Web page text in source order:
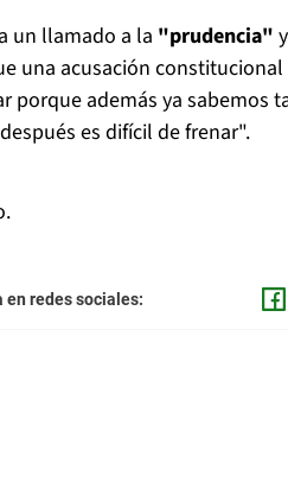
un llamado a la "prudencia"
una acusación
porque además ya sabemos
es difícil de frenar".
en redes sociales: